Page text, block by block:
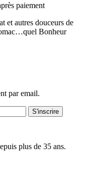
paiement
et autres douceurs de
Bonheur
par email.
S'inscrire
plus de 35 ans.